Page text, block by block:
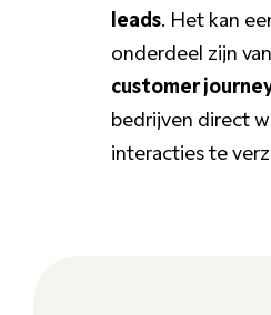
leads. Het kan
onderdeel zijn
customer
bedrijven direct
interacties te